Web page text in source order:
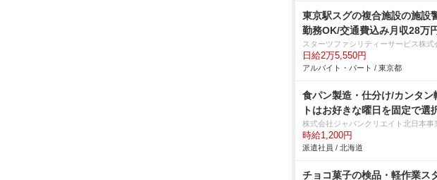
東京駅スグの複合施設の施設
勤務OK/交通費込み月収28万
スターツファシリティーサービス株式
日給2万5,550円
アルバイト・パート / 東京都
食パン製造・仕分け/カンタン
トはお好きな曜日を固定で選
株式会社ジャパンクリエイト北日本事
時給1,200円
派遣社員 / 北海道
チョコ菓子の検品・軽作業ス